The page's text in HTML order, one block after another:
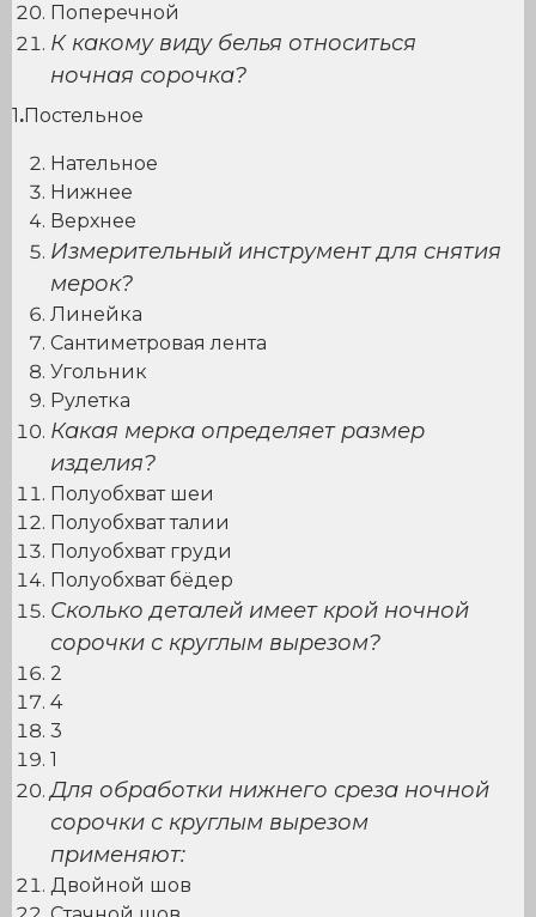
Поперечной
К какому виду белья относиться
ночная сорочка?
1 .Постельное
Нательное
Нижнее
Верхнее
Измерительный инструмент для снятия
мерок?
Линейка
Сантиметровая лента
Угольник
Рулетка
Какая мерка определяет размер
изделия?
Полуобхват шеи
Полуобхват талии
Полуобхват груди
Полуобхват бёдер
Сколько деталей имеет крой ночной
сорочки с круглым вырезом?
2
4
3
1
Для обработки нижнего среза ночной
сорочки с круглым вырезом
применяют:
Двойной шов